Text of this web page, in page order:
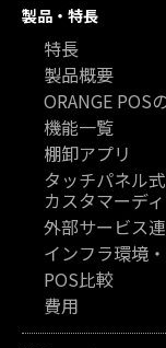
製品・特長
特長
製品概要
ORANGE POS
機能一覧
棚卸アプリ
タッチパネル式
カスタマーデ
外部サービス
インフラ環境
POS比較
費用